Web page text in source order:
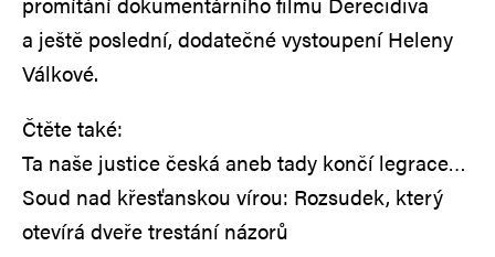
a ještě poslední, dodatečné vystoupení Heleny
Válkové.
Čtěte také:
Ta naše justice česká aneb tady končí legrace…
Soud nad křesťanskou vírou: Rozsudek, který
otevírá dveře trestání názorů